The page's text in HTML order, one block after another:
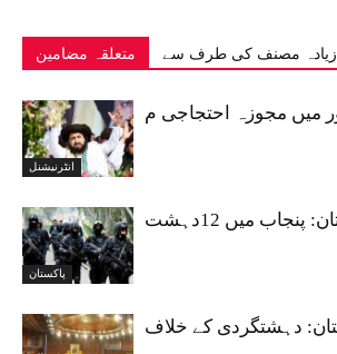
متعلقہ مضامین زیادہ مصنف کی طرف سے
انٹرنیشنل
پاکستان